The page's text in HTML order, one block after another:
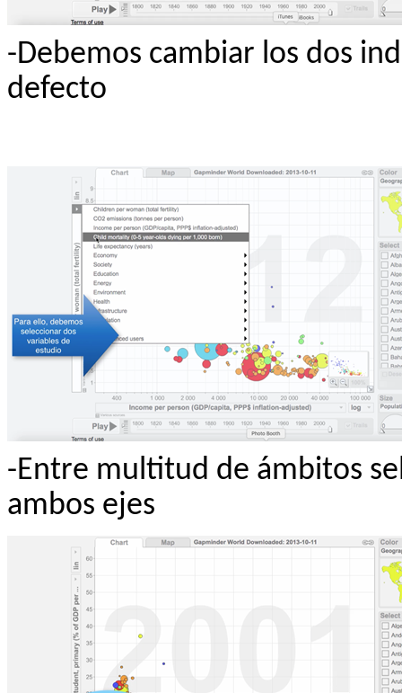
-Debemos cambiar los dos
defecto
-Entre multitud de ámbitos
ambos ejes